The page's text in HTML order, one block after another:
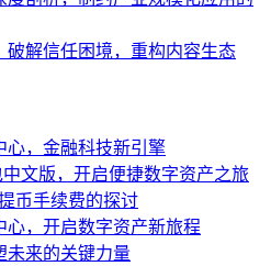
破解信任困境，重构内容生态
心，金融科技新引擎
文版，开启便捷数字资产之旅
币手续费的探讨
心，开启数字资产新旅程
未来的关键力量